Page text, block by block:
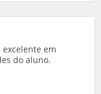
em
do aluno.